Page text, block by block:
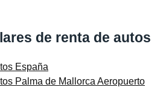
de renta de autos
España
Palma de Mallorca Aeropuerto